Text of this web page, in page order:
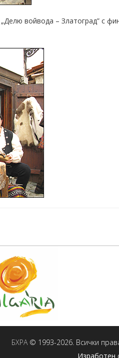
войвода – Златоград” с
БХРА© 1993-2026. Всички
Изработен